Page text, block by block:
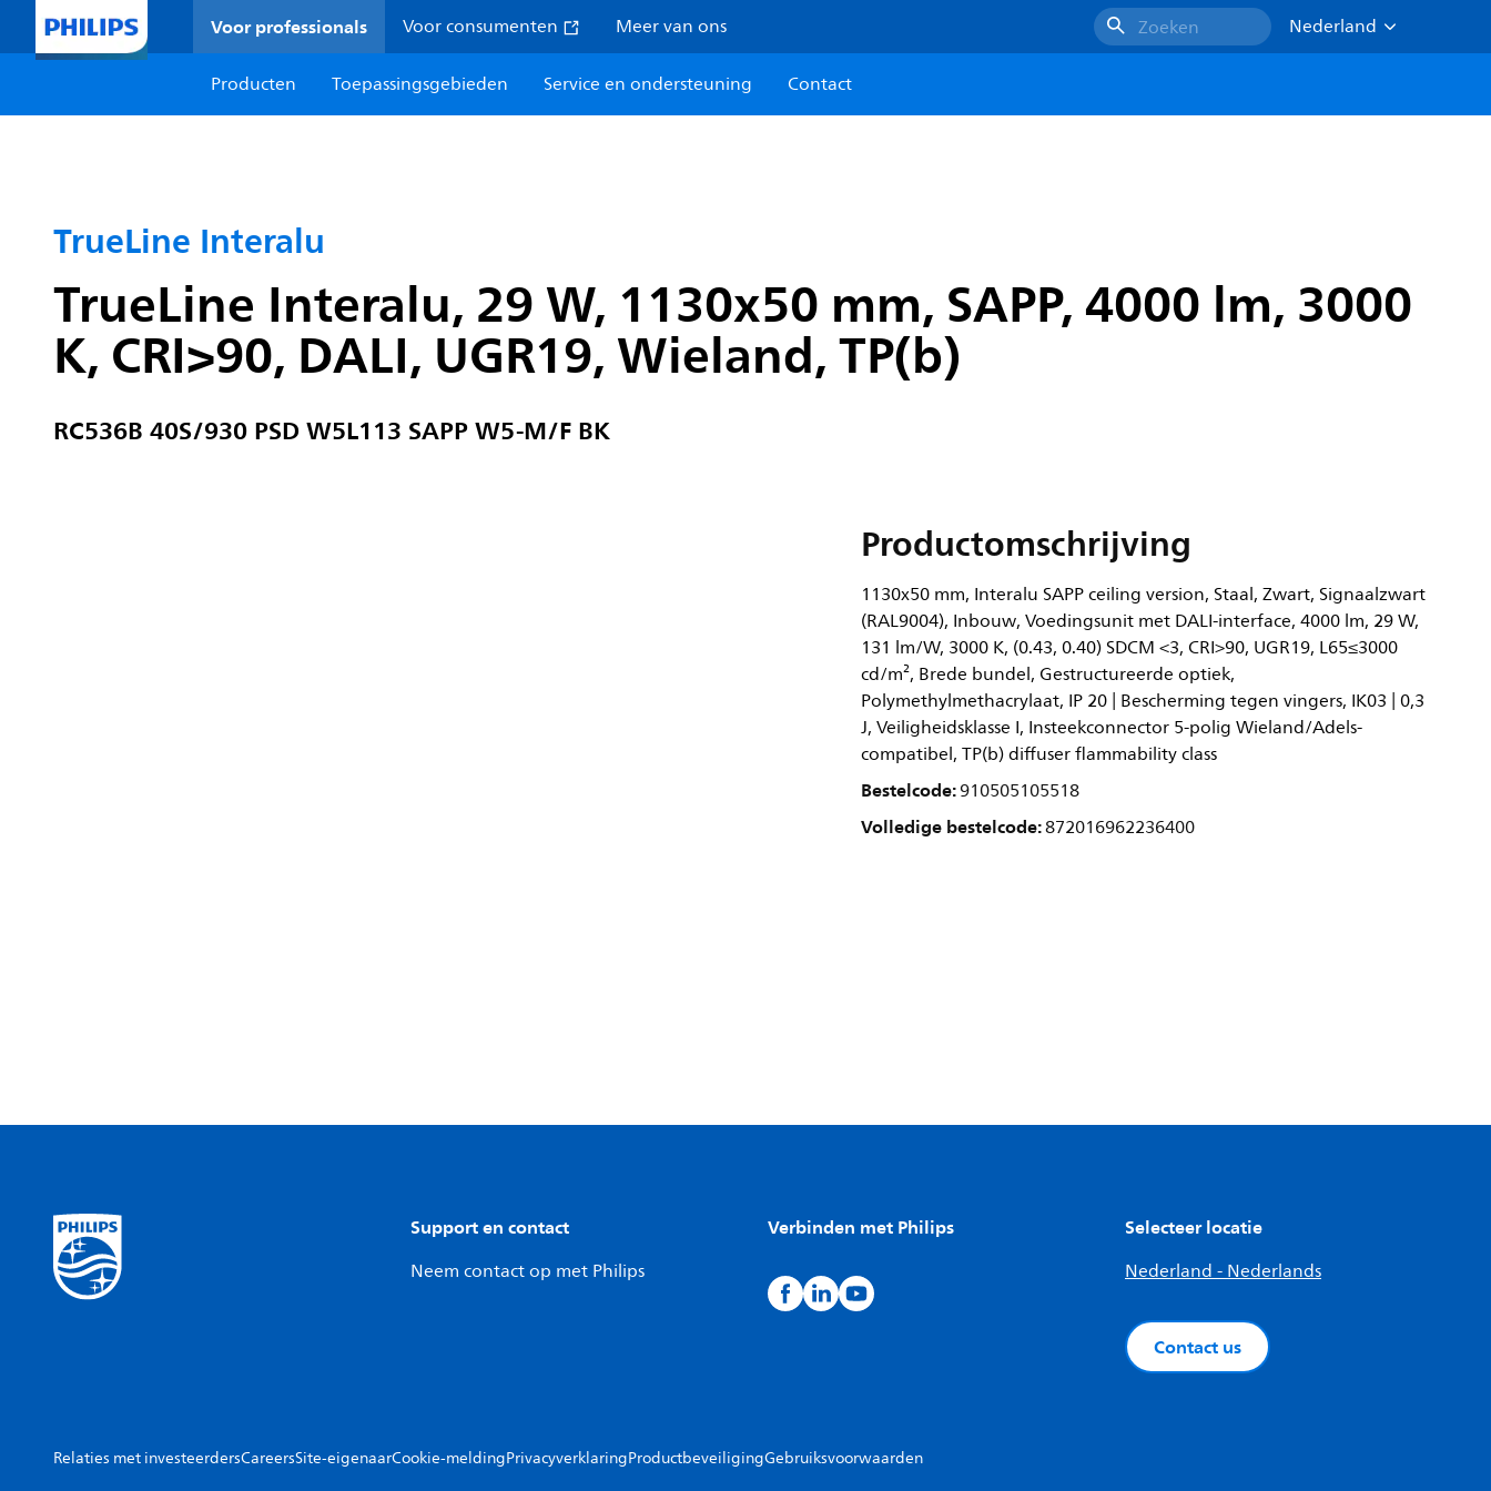
Voor professionals Voor consumenten Meer van ons Zoeken
Nederland
Producten
Toepassingsgebieden Service en ondersteuning Contact
TrueLine Interalu
TrueLine Interalu, 29 W, 1130x50 mm, SAPP, 4000 lm, 3000
K, CRI>90, DALI, UGR19, Wieland, TP(b)
RC536B 40S/930 PSD W5L113 SAPP W5-M/F BK
Productomschrijving
1130x50 mm, Interalu SAPP ceiling version, Staal, Zwart, Signaalzwart
(RAL9004), Inbouw, Voedingsunit met DALI-interface, 4000 lm, 29 W,
131 lm/W, 3000 K, (0.43, 0.40) SDCM <3, CRI>90, UGR19, L65≤3000
cd/m², Brede bundel, Gestructureerde optiek,
Polymethylmethacrylaat, IP 20 | Bescherming tegen vingers, IK03 | 0,3
J, Veiligheidsklasse I, Insteekconnector 5-polig Wieland/Adels-
compatibel, TP(b) diffuser flammability class
Bestelcode:910505105518
Volledige bestelcode:872016962236400
Support en contact
Neem contact op met Philips
Verbinden met Philips Selecteer locatie
Nederland - Nederlands
Contact us
Relaties met investeerdersCareersSite-eigenaarCookie-meldingPrivacyverklaringProductbeveiligingGebruiksvoorwaarden